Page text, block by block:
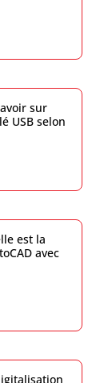
sur
USB selon
est la
avec